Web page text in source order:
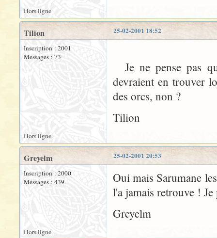
Hors ligne
25-02-2001 18:52
Tilion
Inscription : 2001
Messages : 73
Je ne pense pas
devraient en trouver
des orcs, non ?
Tilion
Hors ligne
25-02-2001 20:53
Greyelm
Inscription : 2000
Messages : 439
Oui mais Sarumane
l'a jamais retrouve !
Greyelm
Hors ligne